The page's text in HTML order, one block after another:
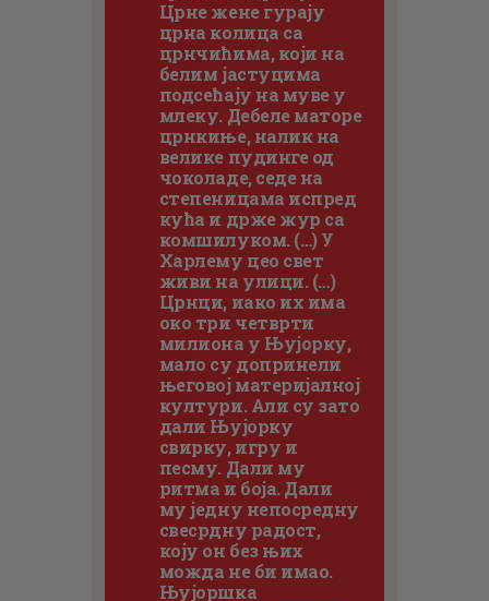
Црне жене гурају
црна колица са
црнчићима, који на
белим јастуцима
подсећају на муве у
млеку. Дебеле маторе
црнкиње, налик на
велике пудинге од
чоколаде, седе на
степеницама испред
кућа и држе жур са
комшилуком. (…) У
Харлему цео свет
живи на улици. (…)
Црнци, иако их има
око три четврти
милиона у Њујорку,
мало су допринели
његовој материјалној
култури. Али су зато
дали Њујорку
свирку, игру и
песму. Дали му
ритма и боја. Дали
му једну непосредну
свесрдну радост,
коју он без њих
можда не би имао.
Њујоршка